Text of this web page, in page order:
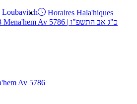
Horaires Hala'hiques
Mena'hem Av 5786 | כ"ג אב התשפ"ו
Av 5786